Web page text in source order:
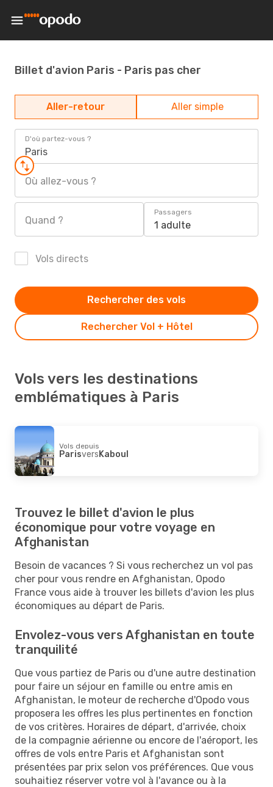
Billet d'avion Paris - Paris pas cher
Aller-retour Aller simple
D'où partez-vous ?
Paris
Où allez-vous ?
Quand ?
Passagers
1 adulte
Vols directs
Rechercher Vol + Hôtel
Rechercher des vols
Vols vers les destinations
emblématiques à Paris
Vols depuis
ParisversKaboul
Trouvez le billet d'avion le plus
économique pour votre voyage en
Afghanistan
Besoin de vacances ? Si vous recherchez un vol pas
cher pour vous rendre en Afghanistan, Opodo
France vous aide à trouver les billets d'avion les plus
économiques au départ de Paris.
Envolez-vous vers Afghanistan en toute
tranquilité
Que vous partiez de Paris ou d'une autre destination
pour faire un séjour en famille ou entre amis en
Afghanistan, le moteur de recherche d'Opodo vous
proposera les offres les plus pertinentes en fonction
de vos critères. Horaires de départ, d'arrivée, choix
de la compagnie aérienne ou encore de l'aéroport, les
offres de vols entre Paris et Afghanistan sont
présentées par prix selon vos préférences. Que vous
souhaitiez réserver votre vol à l'avance ou à la